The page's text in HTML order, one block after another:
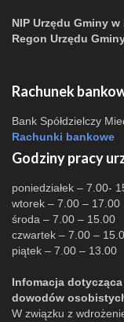
NIP Urzędu Gminy w
Regon Urzędu
Rachunek
Bank Spółdzielczy
Rachunki bankowe
Godziny pracy
poniedziałek – 7.00-
wtorek – 7.00 – 17.00
środa – 7.00 – 15.00
czwartek – 7.00 –
piątek – 7.00 – 13.00
Infomacja
dowodów
W związku z